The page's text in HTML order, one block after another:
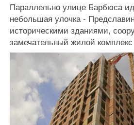
Параллельно улице Барбюса
небольшая улочка -
историческими зданиями,
замечательный жилой